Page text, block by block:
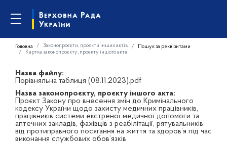
Головна Законопроєкти, проєкти інших актів
Пошук за реквізитами
Картка законопроєкту, проєкту іншого акта
Назва файлу:
Порівняльна таблиця (08.11.2023).pdf
Назва законопроєкту, проєкту іншого акта:
Проєкт Закону про внесення змін до Кримінального
кодексу України щодо захисту медичних працівників,
працівників системи екстреної медичної допомоги та
аптечних закладів, фахівців з реабілітації, рятувальників
від протиправного посягання на життя та здоров’я під час
виконання службових обов’язків